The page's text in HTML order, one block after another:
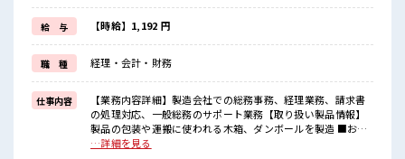
≪モチベーションもUP≫
派手過ぎなければ髪型や髪色自由♪
(規定有)≪機能的な制服アリ≫
制服があるので、
毎日の服装の悩み解消♪
≪収入アップを目指せる≫
高時給だらけの派遣のお仕事です！
■職場の雰囲気
少人数の職場だから一緒に働く仲間との距離もグッと近い！
給 与 【時給】1,192 円
職 種 経理・会計・財務
仕事内容
【業務内容詳細】製造会社での総務事務、経理業務、請求書
の処理対応、一般総務のサポート業務【取り扱い製品情報】
製品の包装や運搬に使われる木箱、ダンボールを製造 ■お仕
事PR ≪経験を活かせる≫ これまでの経験を活かしませんか？
…詳細を見る